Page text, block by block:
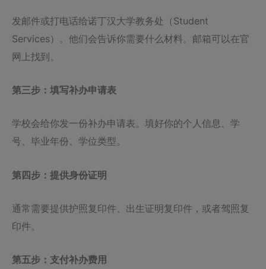
发邮件或打电话给诺丁汉大学教务处（Student
Services）。他们会告诉你需要什么材料。邮箱可以在官
网上找到。
第三步：填写补办申请表
学校会给你发一份补办申请表。填好你的个人信息、学
号、毕业年份、学位类型。
第四步：提供身份证明
通常需要提供护照复印件、出生证明复印件，或者驾照复
印件。
第五步：支付补办费用